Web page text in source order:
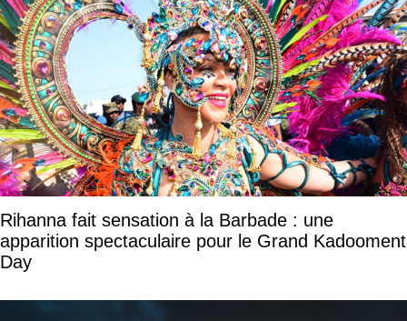
Rihanna fait sensation à la Barbade : une
apparition spectaculaire pour le Grand Kadooment
Day